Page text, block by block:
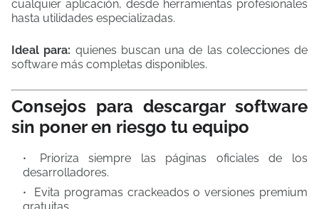
cualquier aplicación, desde herramientas profesionales
hasta utilidades especializadas.
Ideal para: quienes buscan una de las colecciones de
software más completas disponibles.
Consejos para descargar software
sin poner en riesgo tu equipo
Prioriza siempre las páginas oficiales de los
desarrolladores.
Evita programas crackeados o versiones premium